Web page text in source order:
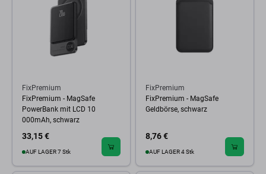
FixPremium
FixPremium - MagSafe
PowerBank mit LCD 10
000mAh, schwarz
33,15 €
AUF LAGER 7 Stk
FixPremium
FixPremium - MagSafe
Geldbörse, schwarz
8,76 €
AUF LAGER 4 Stk